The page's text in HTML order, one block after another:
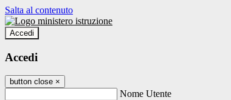
Salta al contenuto
Accedi
Accedi
button close ×
Nome Utente